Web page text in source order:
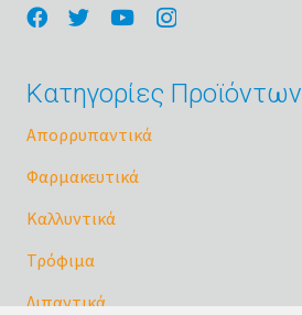
Κατηγορίες Προϊόντων
Απορρυπαντικά
Φαρμακευτικά
Καλλυντικά
Τρόφιμα
Λιπαντικά